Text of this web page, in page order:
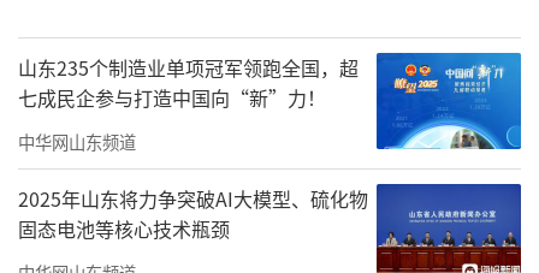
山东235个制造业单项冠军领跑全国，超
七成民企参与打造中国向“新”力！
中华网山东频道
2025年山东将力争突破AI大模型、硫化物
固态电池等核心技术瓶颈